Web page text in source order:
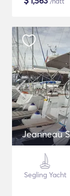
Jeanneau
Segling Yacht